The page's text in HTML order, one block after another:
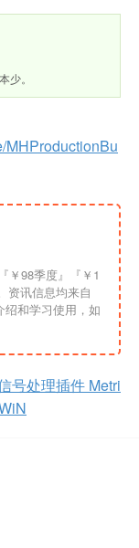
少。
MHProductionBu
和学习使用，如
号处理插件 Metri